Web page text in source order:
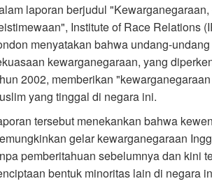
laporan berjudul
Institute of Race Relations
menyatakan bahwa undang-
kewarganegaraan, yang
2002, memberikan
yang tinggal di negara ini.
tersebut menekankan bahwa
gelar kewarganegaraan
pemberitahuan sebelumnya dan kini
bentuk minoritas lain di negara